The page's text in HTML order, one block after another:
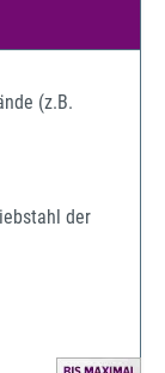
(z.B.
der